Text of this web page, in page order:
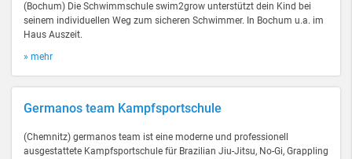
(Bochum) Die Schwimmschule swim2grow unterstützt dein Kind bei
seinem individuellen Weg zum sicheren Schwimmer. In Bochum u.a. im
Haus Auszeit.
» mehr
Germanos team Kampfsportschule
(Chemnitz) germanos team ist eine moderne und professionell
ausgestattete Kampfsportschule für Brazilian Jiu-Jitsu, No-Gi, Grappling